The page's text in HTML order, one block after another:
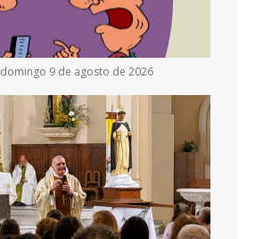
domingo 9 de agosto de 2026